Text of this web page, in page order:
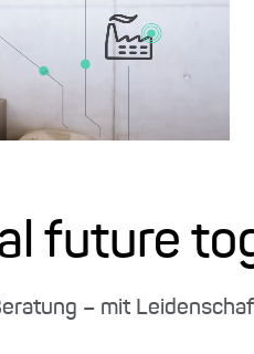
future
– mit